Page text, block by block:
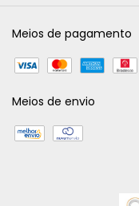
Meios de pagamento
Meios de envio